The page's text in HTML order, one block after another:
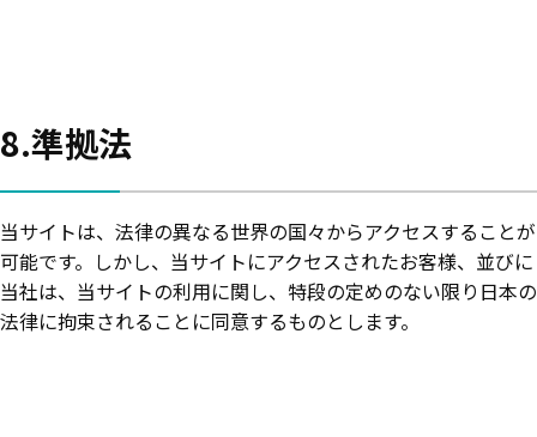
8.準拠法
当サイトは、法律の異なる世界の国々からアクセスすることが
可能です。しかし、当サイトにアクセスされたお客様、並びに
当社は、当サイトの利用に関し、特段の定めのない限り日本の
法律に拘束されることに同意するものとします。